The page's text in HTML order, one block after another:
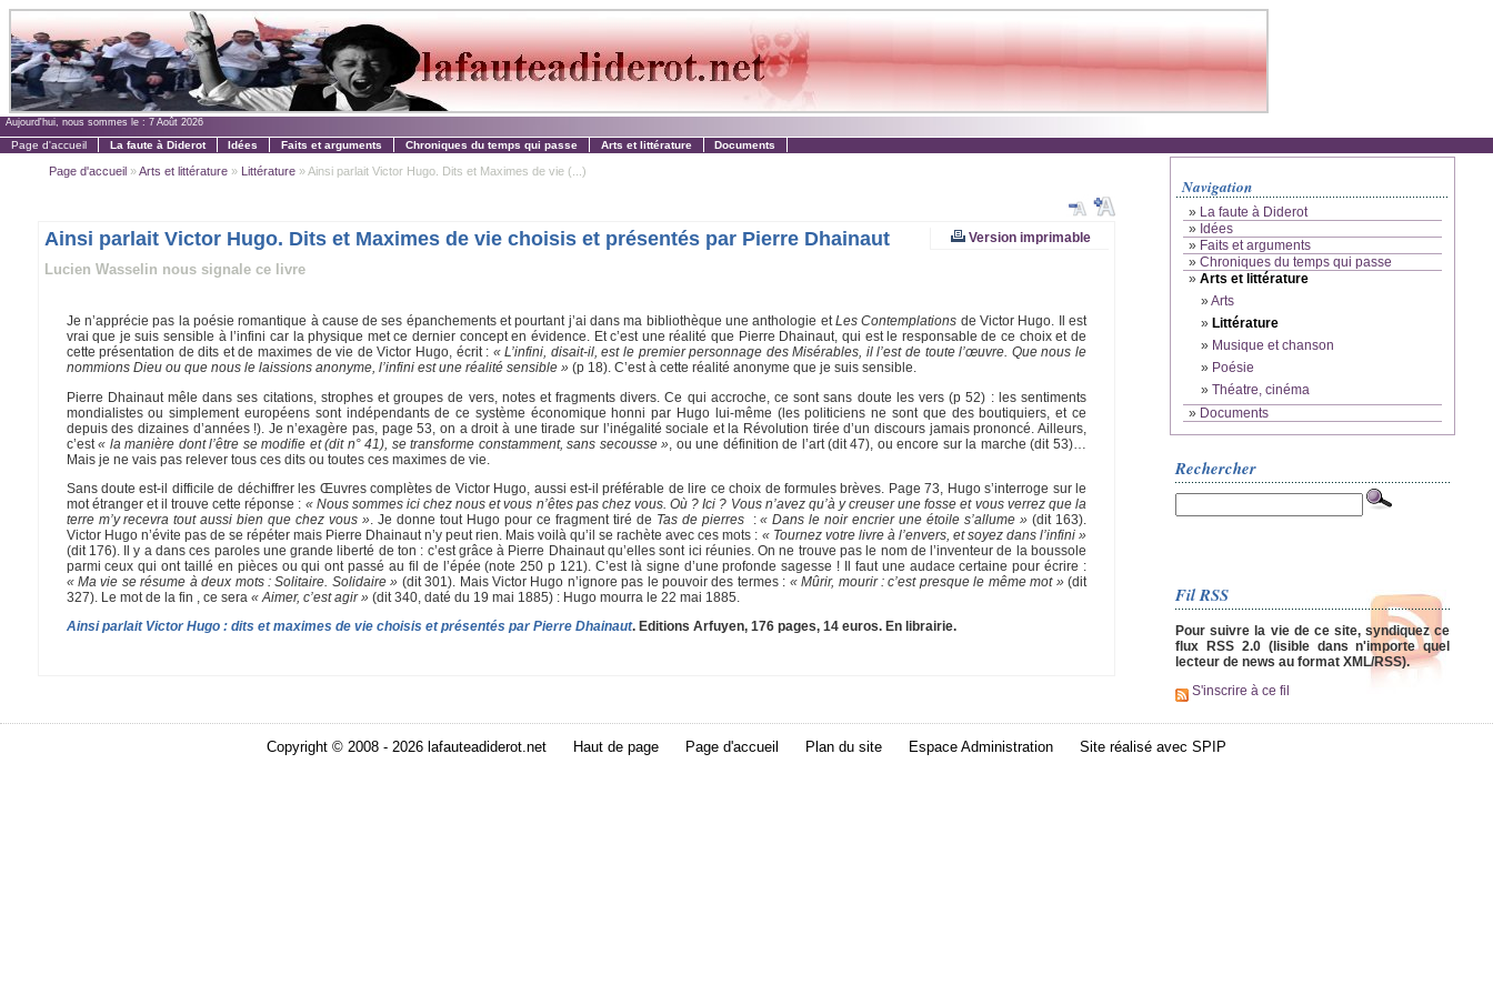
Aujourd'hui, nous sommes le : 7 Août 2026
Page d'accueil La faute à Diderot Idées Faits et arguments Chroniques du temps qui passe Arts et littérature Documents
Page d'accueil»Arts et littérature» Littérature» Ainsi parlait Victor Hugo. Dits et Maximes de vie (...)
Version imprimable
Ainsi parlait Victor Hugo. Dits et Maximes de vie choisis et présentés par Pierre Dhainaut
Lucien Wasselin nous signale ce livre
Je n’apprécie pas la poésie romantique à cause de ses épanchements et pourtant j’ai dans ma bibliothèque une anthologie etLes Contemplations de Victor Hugo. Il est
vrai que je suis sensible à l’infini car la physique met ce dernier concept en évidence. Et c’est une réalité que Pierre Dhainaut, qui est le responsable de ce choix et de
cette présentation de dits et de maximes de vie de Victor Hugo, écrit : « L’infini, disait-il, est le premier personnage des Misérables, il l’est de toute l’œuvre. Que nous le
nommions Dieu ou que nous le laissions anonyme, l’infini est une réalité sensible »(p 18). C’est à cette réalité anonyme que je suis sensible.
Pierre Dhainaut mêle dans ses citations, strophes et groupes de vers, notes et fragments divers. Ce qui accroche, ce sont sans doute les vers (p 52) : les sentiments
mondialistes ou simplement européens sont indépendants de ce système économique honni par Hugo lui-même (les politiciens ne sont que des boutiquiers, et ce
depuis des dizaines d’années !). Je n’exagère pas, page 53, on a droit à une tirade sur l’inégalité sociale et la Révolution tirée d’un discours jamais prononcé. Ailleurs,
c’est« la manière dont l’être se modifie et (dit n° 41), se transforme constamment, sans secousse » , ou une définition de l’art (dit 47), ou encore sur la marche (dit 53)…
Mais je ne vais pas relever tous ces dits ou toutes ces maximes de vie.
Sans doute est-il difficile de déchiffrer les Œuvres complètes de Victor Hugo, aussi est-il préférable de lire ce choix de formules brèves. Page 73, Hugo s’interroge sur le
mot étranger et il trouve cette réponse : « Nous sommes ici chez nous et vous n’êtes pas chez vous. Où ? Ici ? Vous n’avez qu’à y creuser une fosse et vous verrez que la
terre m’y recevra tout aussi bien que chez vous » . Je donne tout Hugo pour ce fragment tiré de Tas de pierres :« Dans le noir encrier une étoile s’allume » (dit 163).
Victor Hugo n’évite pas de se répéter mais Pierre Dhainaut n’y peut rien. Mais voilà qu’il se rachète avec ces mots : « Tournez votre livre à l’envers, et soyez dans l’infini »
(dit 176). Il y a dans ces paroles une grande liberté de ton : c’est grâce à Pierre Dhainaut qu’elles sont ici réunies. On ne trouve pas le nom de l’inventeur de la boussole
parmi ceux qui ont taillé en pièces ou qui ont passé au fil de l’épée (note 250 p 121). C’est là signe d’une profonde sagesse ! Il faut une audace certaine pour écrire :
« Ma vie se résume à deux mots : Solitaire. Solidaire » (dit 301). Mais Victor Hugo n’ignore pas le pouvoir des termes : « Mûrir, mourir : c’est presque le même mot »(dit
327). Le mot de la fin , ce sera « Aimer, c’est agir »(dit 340, daté du 19 mai 1885) : Hugo mourra le 22 mai 1885.
Ainsi parlait Victor Hugo : dits et maximes de vie choisis et présentés par Pierre Dhainaut. Editions Arfuyen, 176 pages, 14 euros. En librairie.
Navigation
» La faute à Diderot
» Idées
» Faits et arguments
» Chroniques du temps qui passe
» Arts et littérature
»Arts
» Littérature
» Musique et chanson
» Poésie
» Théatre, cinéma
» Documents
Rechercher
Fil RSS
Pour suivre la vie de ce site, syndiquez ce
flux RSS 2.0 (lisible dans n'importe quel
lecteur de news au format XML/RSS).
S'inscrire à ce fil
Copyright © 2008 - 2026 lafauteadiderot.net Haut de page Page d'accueil Plan du site Espace Administration Site réalisé avec SPIP